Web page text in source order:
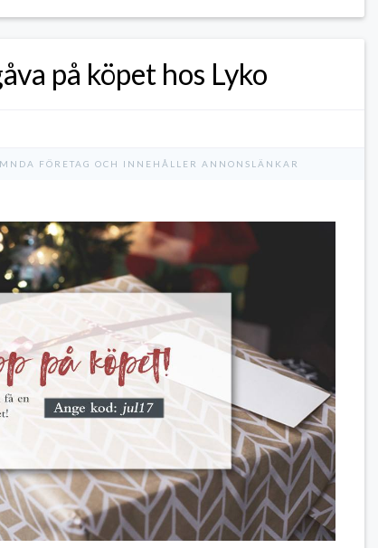
på köpet hos Lyko
FÖRETAG OCH INNEHÅLLER ANNONSLÄNKAR